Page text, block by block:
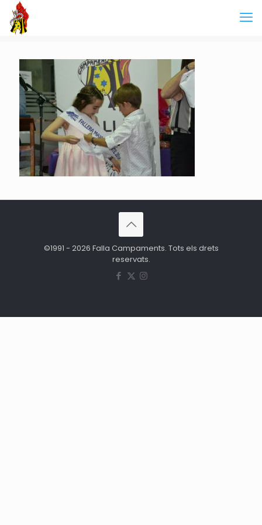
©1991 - 2026 Falla Campaments. Tots els drets
reservats.